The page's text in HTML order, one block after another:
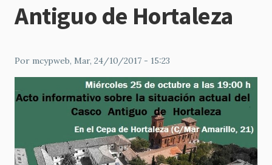
Antiguo de Hortaleza
Por mcypweb, Mar, 24/10/2017 - 15:23